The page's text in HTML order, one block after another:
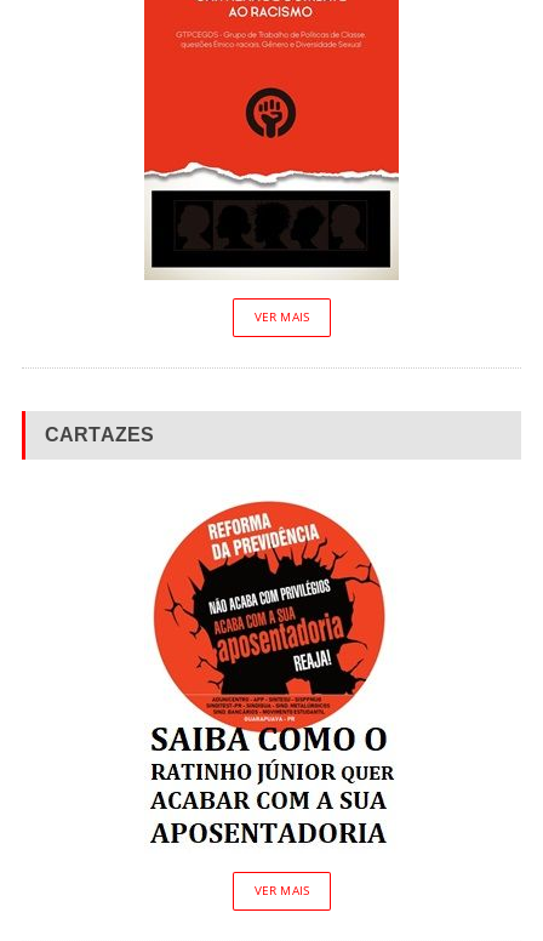
VER MAIS
CARTAZES
VER MAIS